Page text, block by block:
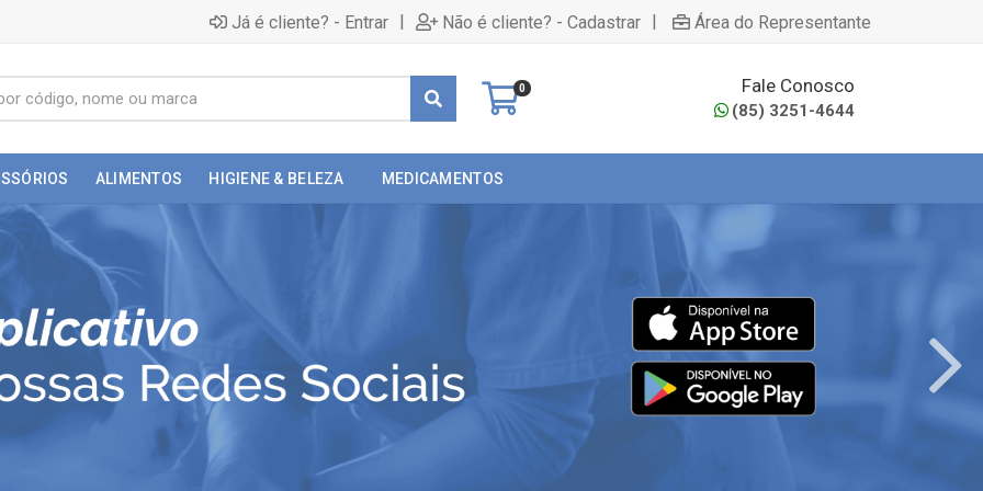
Já é cliente? - Entrar | Não é cliente? - Cadastrar | Área do Representante
0 Fale Conosco
(85) 3251-4644
ALIMENTOS HIGIENE & BELEZA MEDICAMENTOS